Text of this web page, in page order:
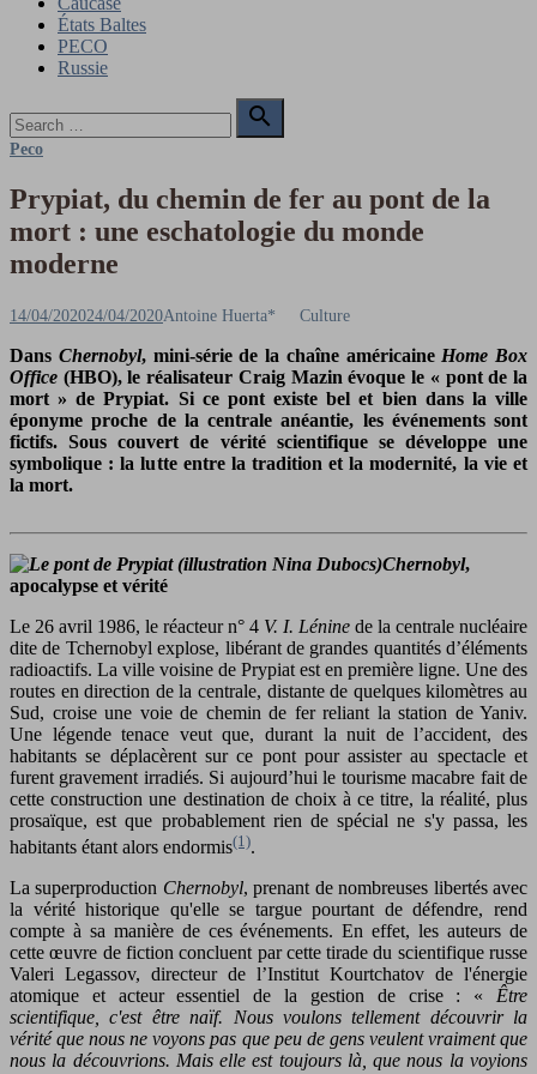
États Baltes
PECO
Russie
for:

Search
Peco
Prypiat, du chemin de fer au pont de la
mort : une eschatologie du monde
moderne
Posted
14/04/202024/04/2020Author
Antoine Huerta* Culture
Dans Chernobyl, mini-série de la chaîne américaine Home Box
Office (HBO), le réalisateur Craig Mazin évoque le « pont de la
mort » de Prypiat. Si ce pont existe bel et bien dans la ville
éponyme proche de la centrale anéantie, les événements sont
fictifs. Sous couvert de vérité scientifique se développe une
symbolique : la lutte entre la tradition et la modernité, la vie et
la mort.
Chernobyl,
apocalypse et vérité
Le 26 avril 1986, le réacteur n° 4 V. I. Lénine de la centrale nucléaire
dite de Tchernobyl explose, libérant de grandes quantités d’éléments
radioactifs. La ville voisine de Prypiat est en première ligne. Une des
routes en direction de la centrale, distante de quelques kilomètres au
Sud, croise une voie de chemin de fer reliant la station de Yaniv.
Une légende tenace veut que, durant la nuit de l’accident, des
habitants se déplacèrent sur ce pont pour assister au spectacle et
furent gravement irradiés. Si aujourd’hui le tourisme macabre fait de
cette construction une destination de choix à ce titre, la réalité, plus
prosaïque, est que probablement rien de spécial ne s'y passa, les
habitants étant alors endormis(1).
La superproduction Chernobyl, prenant de nombreuses libertés avec
la vérité historique qu'elle se targue pourtant de défendre, rend
compte à sa manière de ces événements. En effet, les auteurs de
cette œuvre de fiction concluent par cette tirade du scientifique russe
Valeri Legassov, directeur de l’Institut Kourtchatov de l'énergie
atomique et acteur essentiel de la gestion de crise : « Être
scientifique, c'est être naïf. Nous voulons tellement découvrir la
vérité que nous ne voyons pas que peu de gens veulent vraiment que
nous la découvrions. Mais elle est toujours là, que nous la voyions